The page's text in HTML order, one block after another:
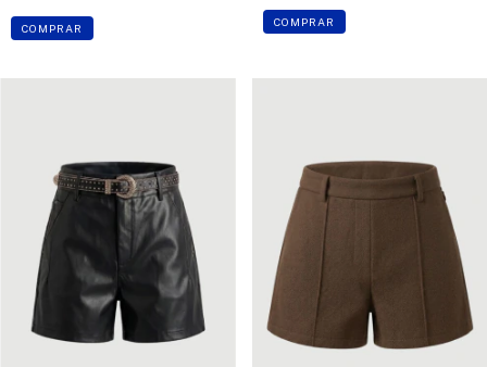
COMPRAR COMPRAR